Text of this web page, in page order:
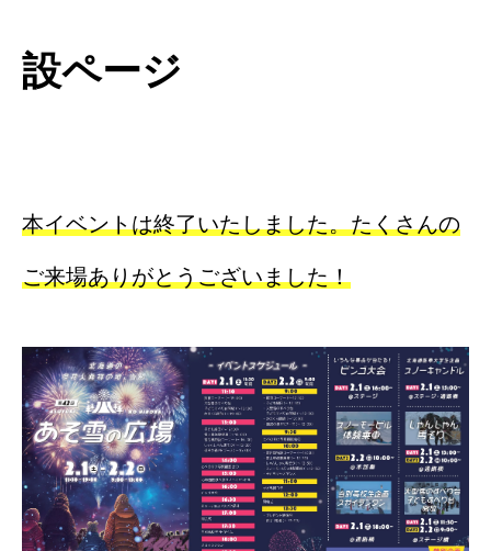
設ページ
本イベントは終了いたしました。たくさんの
ご来場ありがとうございました！